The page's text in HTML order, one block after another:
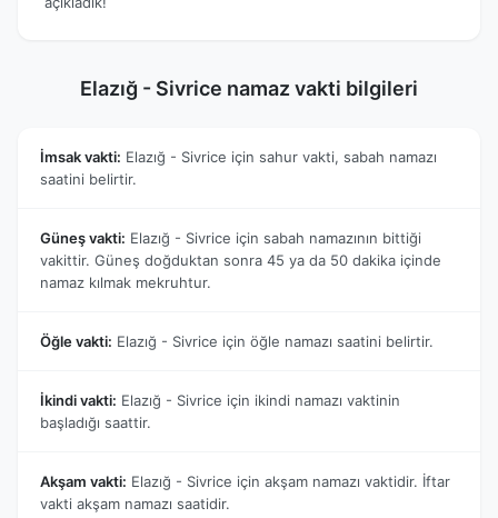
Elazığ - Sivrice namaz vakti bilgileri
İmsak vakti: Elazığ - Sivrice için sahur vakti, sabah namazı
saatini belirtir.
Güneş vakti: Elazığ - Sivrice için sabah namazının bittiği
vakittir. Güneş doğduktan sonra 45 ya da 50 dakika içinde
namaz kılmak mekruhtur.
Öğle vakti: Elazığ - Sivrice için öğle namazı saatini belirtir.
İkindi vakti: Elazığ - Sivrice için ikindi namazı vaktinin
başladığı saattir.
Akşam vakti: Elazığ - Sivrice için akşam namazı vaktidir. İftar
vakti akşam namazı saatidir.